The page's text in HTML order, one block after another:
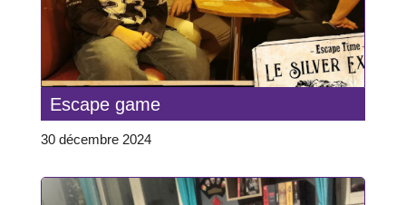
Escape game
30 décembre 2024